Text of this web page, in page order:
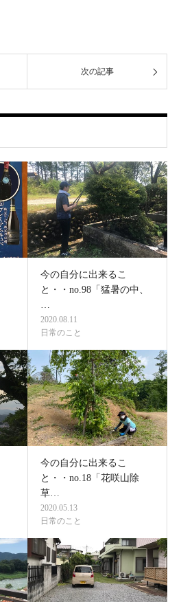
次の記事
今の自分に出来るこ
と・・no.98「猛暑の中、
2020.08.11
日常のこと
今の自分に出来るこ
と・・no.18「花咲山除
草…
2020.05.13
日常のこと